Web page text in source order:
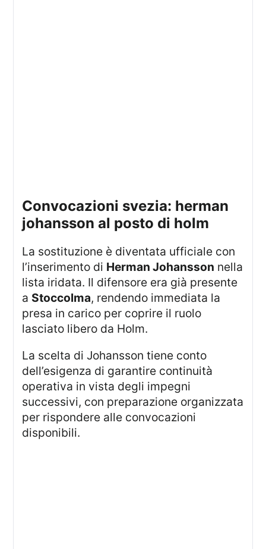
convocazioni svezia: herman
johansson al posto di holm
La sostituzione è diventata ufficiale con
l’inserimento di Herman Johansson nella
lista iridata. Il difensore era già presente
a Stoccolma, rendendo immediata la
presa in carico per coprire il ruolo
lasciato libero da Holm.
La scelta di Johansson tiene conto
dell’esigenza di garantire continuità
operativa in vista degli impegni
successivi, con preparazione organizzata
per rispondere alle convocazioni
disponibili.